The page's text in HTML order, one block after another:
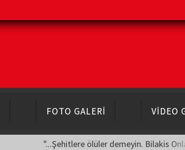
FOTO GALERİ VİDEO
"...Şehitlere ölüler demeyin. Bilakis